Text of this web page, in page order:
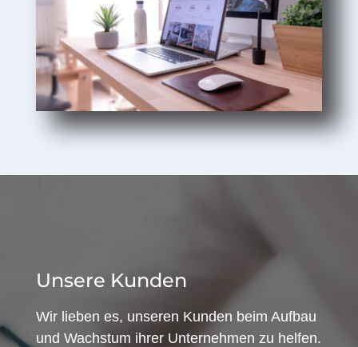
Unsere Kunden
Wir lieben es, unseren Kunden beim Aufbau
und Wachstum ihrer Unternehmen zu helfen.